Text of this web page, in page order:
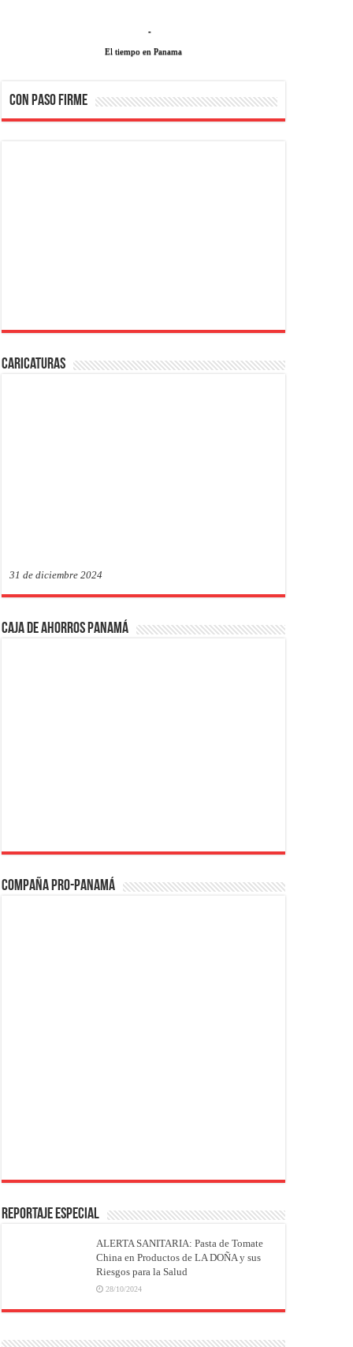
-
El tiempo en Panama
CON PASO FIRME
Caricaturas
31 de diciembre 2024
Caja de Ahorros Panamá
Compaña PRO-Panamá
REPORTAJE ESPECIAL
ALERTA SANITARIA: Pasta de Tomate
China en Productos de LA DOÑA y sus
Riesgos para la Salud
28/10/2024